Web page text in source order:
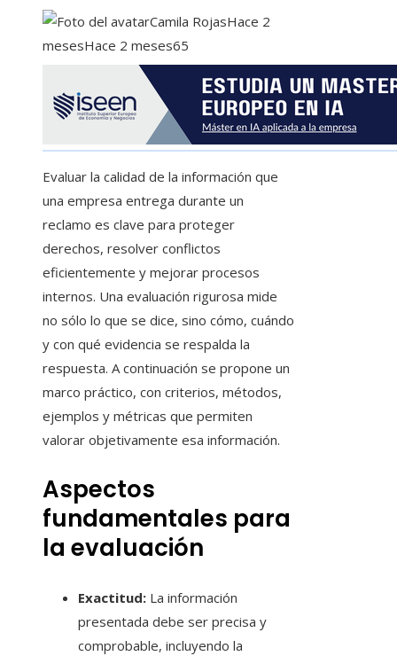
Camila RojasHace 2
mesesHace 2 meses65
Evaluar la calidad de la información que
una empresa entrega durante un
reclamo es clave para proteger
derechos, resolver conflictos
eficientemente y mejorar procesos
internos. Una evaluación rigurosa mide
no sólo lo que se dice, sino cómo, cuándo
y con qué evidencia se respalda la
respuesta. A continuación se propone un
marco práctico, con criterios, métodos,
ejemplos y métricas que permiten
valorar objetivamente esa información.
Aspectos
fundamentales para
la evaluación
Exactitud: La información
presentada debe ser precisa y
comprobable, incluyendo la